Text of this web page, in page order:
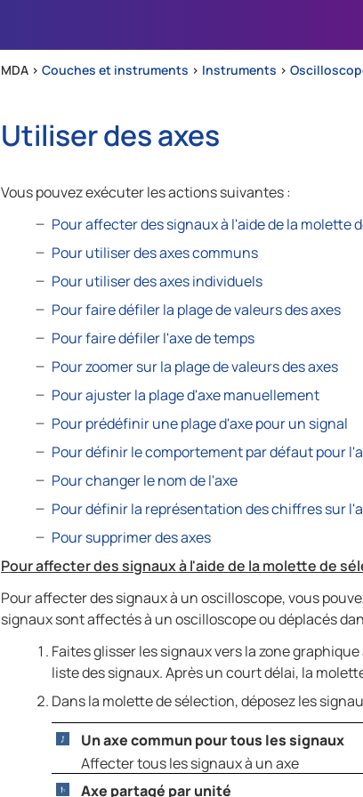
MDA > Couches et instruments > Instruments >
Utiliser des axes
Vous pouvez exécuter les actions suivantes :
Pour affecter des signaux à l'aide de la molette
Pour utiliser des axes communs
Pour utiliser des axes individuels
Pour faire défiler la plage de valeurs des axes
Pour faire défiler l'axe de temps
Pour zoomer sur la plage de valeurs des axes
Pour ajuster la plage d'axe manuellement
Pour prédéfinir une plage d'axe pour un signal
Pour définir le comportement par défaut pour
Pour changer le nom de l'axe
Pour définir la représentation des chiffres sur
Pour supprimer des axes
Pour affecter des signaux à l'aide de la molette de
Pour affecter des signaux à un oscilloscope, vous
signaux sont affectés à un oscilloscope ou déplacés
Faites glisser les signaux vers la zone
liste des signaux. Après un court délai, la
Dans la molette de sélection, déposez les
Un axe commun pour tous les signaux
Affecter tous les signaux à un axe
Axe partagé par unité